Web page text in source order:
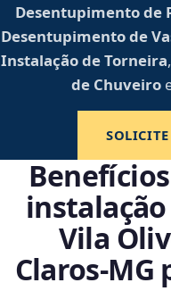
Desentupimento de
Desentupimento de
Instalação de Torneira,
de Chuveiro
Vila